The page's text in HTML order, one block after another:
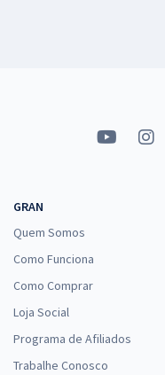
GRAN
Quem Somos
Como Funciona
Como Comprar
Loja Social
Programa de Afiliados
Trabalhe Conosco